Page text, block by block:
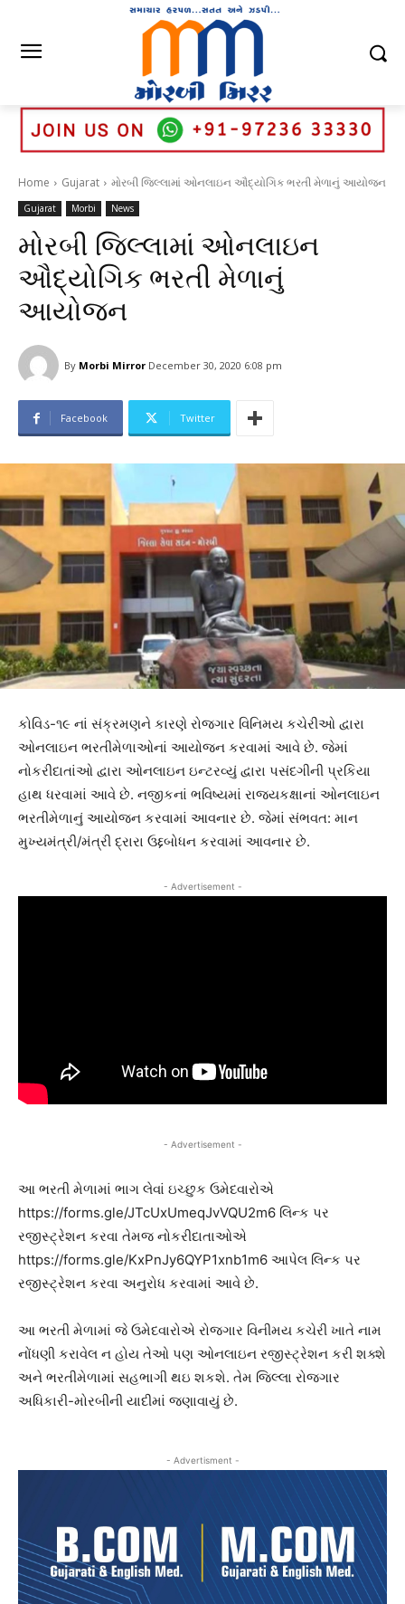
Home Gujarat મોરબી જિલ્લામાં ઓનલાઇન ઔદ્યોગિક ભરતી મેળાનું આયોજન
Gujarat Morbi News
મોરબી જિલ્લામાં ઓનલાઇન
ઔદ્યોગિક ભરતી મેળાનું
આયોજન
By Morbi Mirror December 30, 2020 6:08 pm
Facebook Twitter
કોવિડ-૧૯ નાં સંક્રમણને કારણે રોજગાર વિનિમય કચેરીઓ દ્વારા
ઓનલાઇન ભરતીમેળાઓનાં આયોજન કરવામાં આવે છે. જેમાં
નોકરીદાતાંઓ દ્વારા ઓનલાઇન ઇન્ટરવ્યું દ્વારા પસંદગીની પ્રકિયા
હાથ ધરવામાં આવે છે. નજીકનાં ભવિષ્યમાં રાજ્યકક્ષાનાં ઓનલાઇન
ભરતીમેળાનું આયોજન કરવામાં આવનાર છે. જેમાં સંભવત: માન
મુખ્યમંત્રી/મંત્રી દ્રારા ઉદ્દબોધન કરવામાં આવનાર છે.
- Advertisement -
- Advertisement -
આ ભરતી મેળામાં ભાગ લેવાં ઇચ્છુક ઉમેદવારોએ
https://forms.gle/JTcUxUmeqJvVQU2m6 લિન્ક પર
રજીસ્ટ્રેશન કરવા તેમજ નોકરીદાતાઓએ
https://forms.gle/KxPnJy6QYP1xnb1m6 આપેલ લિન્ક પર
રજીસ્ટ્રેશન કરવા અનુરોધ કરવામાં આવે છે.
આ ભરતી મેળામાં જે ઉમેદવારોએ રોજગાર વિનીમય કચેરી ખાતે નામ
નોંધણી કરાવેલ ન હોય તેઓ પણ ઓનલાઇન રજીસ્ટ્રેશન કરી શક્શે
અને ભરતીમેળામાં સહભાગી થઇ શકશે. તેમ જિલ્લા રોજગાર
અધિકારી-મોરબીની યાદીમાં જણાવાયું છે.
- Advertisment -